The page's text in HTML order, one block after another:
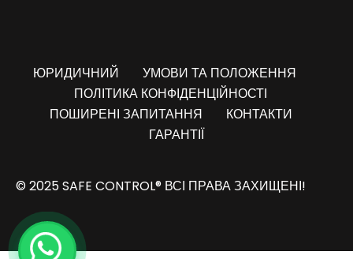
ЮРИДИЧНИЙ
УМОВИ ТА ПОЛОЖЕННЯ
ПОЛІТИКА КОНФІДЕНЦІЙНОСТІ
ПОШИРЕНІ ЗАПИТАННЯ
КОНТАКТИ
ГАРАНТІЇ
© 2025 SAFE CONTROL® ВСІ ПРАВА ЗАХИЩЕНІ!